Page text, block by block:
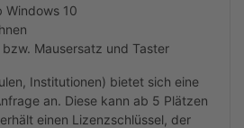
Windows 10
Mausersatz und Taster
Institutionen) bietet sich eine
an. Diese kann ab 5 Plätzen
einen Lizenzschlüssel, der